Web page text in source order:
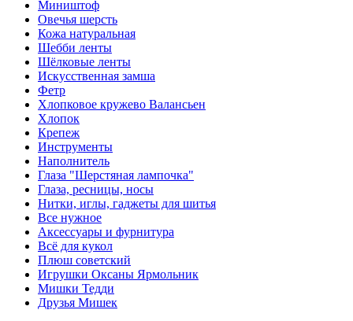
Миништоф
Овечья шерсть
Кожа натуральная
Шебби ленты
Шёлковые ленты
Искусственная замша
Фетр
Хлопковое кружево Валансьен
Хлопок
Крепеж
Инструменты
Наполнитель
Глаза "Шерстяная лампочка"
Глаза, ресницы, носы
Нитки, иглы, гаджеты для шитья
Все нужное
Аксессуары и фурнитура
Всё для кукол
Плюш советский
Игрушки Оксаны Ярмольник
Мишки Тедди
Друзья Мишек